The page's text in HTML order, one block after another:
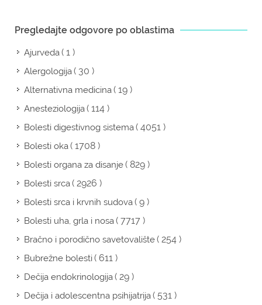
Pregledajte odgovore po oblastima
Ajurveda( 1 )
Alergologija( 30 )
Alternativna medicina( 19 )
Anesteziologija( 114 )
Bolesti digestivnog sistema( 4051 )
Bolesti oka( 1708 )
Bolesti organa za disanje( 829 )
Bolesti srca( 2926 )
Bolesti srca i krvnih sudova( 9 )
Bolesti uha, grla i nosa( 7717 )
Bračno i porodično savetovalište( 254 )
Bubrežne bolesti( 611 )
Dečija endokrinologija( 29 )
Dečija i adolescentna psihijatrija( 531 )